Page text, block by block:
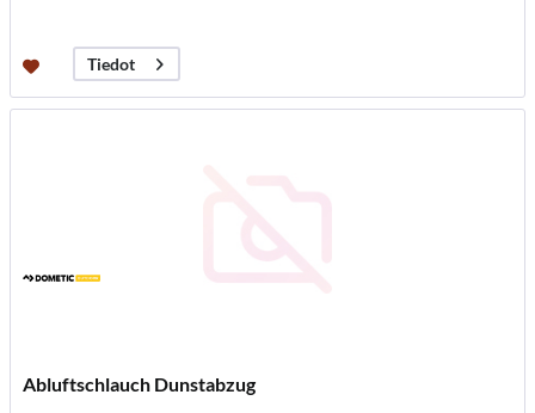
Tiedot
Abluftschlauch Dunstabzug